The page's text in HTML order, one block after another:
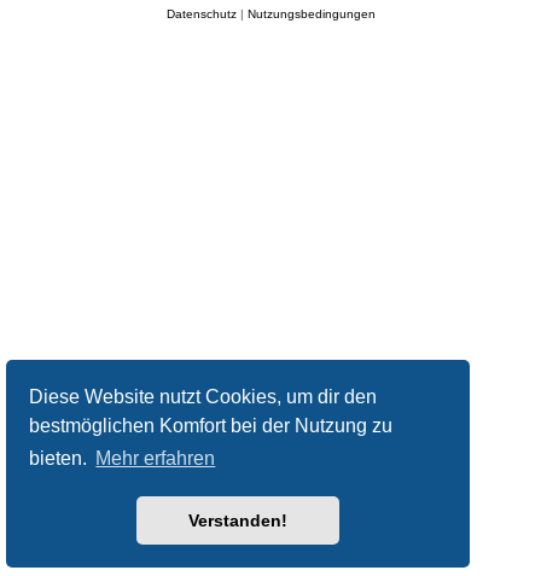
Diese Website nutzt Cookies, um dir den
bestmöglichen Komfort bei der Nutzung zu
bieten. Mehr erfahren
Verstanden!
Datenschutz| Nutzungsbedingungen